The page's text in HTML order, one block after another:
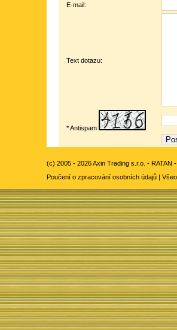
E-mail:
Text dotazu:
* Antispam
(c) 2005 - 2026 Axin Trading s.r.o. - RATAN
Poučení o zpracování osobních údajů |